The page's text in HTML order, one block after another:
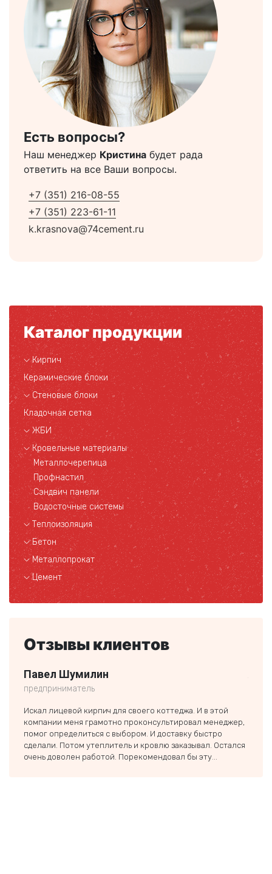
Есть вопросы?
Наш менеджер Кристина будет рада
ответить на все Ваши вопросы.
+7 (351) 216-08-55
+7 (351) 223-61-11
k.krasnova@74cement.ru
Каталог продукции
Кирпич
Керамические блоки
Стеновые блоки
Кладочная сетка
ЖБИ
Кровельные материалы
Металлочерепица
Профнастил
Сэндвич панели
Водосточные системы
Теплоизоляция
Бетон
Металлопрокат
Цемент
Отзывы клиентов
Павел Шумилин
предприниматель
Искал лицевой кирпич для своего коттеджа. И в этой
компании меня грамотно проконсультировал менеджер,
помог определиться с выбором. И доставку быстро
сделали. Потом утеплитель и кровлю заказывал. Остался
очень доволен работой. Порекомендовал бы эту...